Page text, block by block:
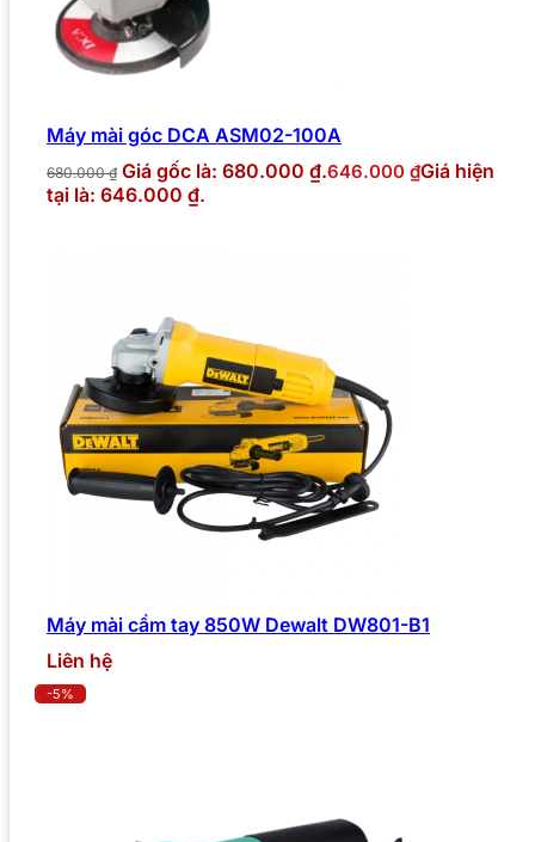
Máy mài góc DCA ASM02-100A
680.000₫ Giá gốc là: 680.000 ₫.646.000 ₫Giá hiện
tại là: 646.000 ₫.
Máy mài cầm tay 850W Dewalt DW801-B1
Liên hệ
-5%